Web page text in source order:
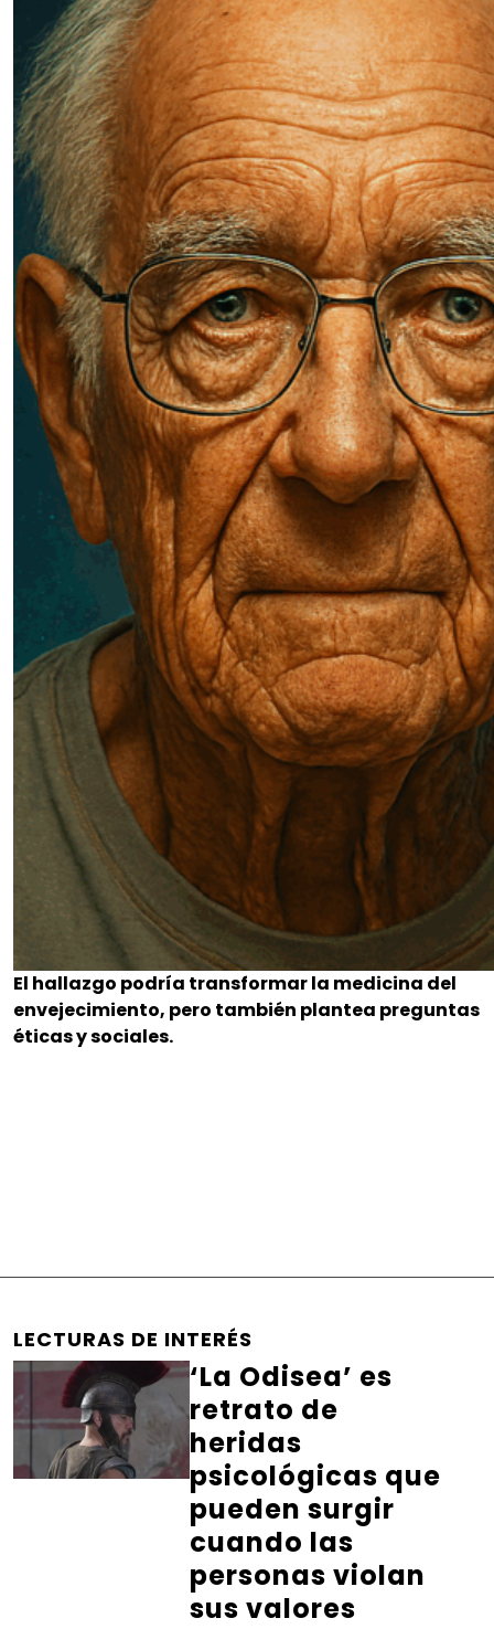
El hallazgo podría transformar la medicina del
envejecimiento, pero también plantea preguntas
éticas y sociales.
LECTURAS DE INTERÉS
‘La Odisea’ es
retrato de
heridas
psicológicas que
pueden surgir
cuando las
personas violan
sus valores